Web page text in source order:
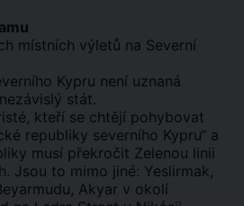
místních výletů na Severní
Kypru není uznaná
stát.
kteří se chtějí pohybovat
republiky severního Kypru“ a
musí překročit Zelenou linii
Jsou to mimo jiné: Yeslirmak,
Akyar v okolí